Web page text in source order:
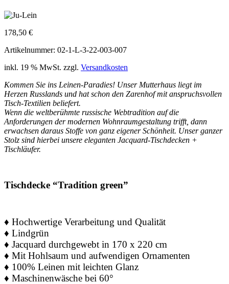
178,50 €
Artikelnummer: 02-1-L-3-22-003-007
inkl. 19 % MwSt. zzgl. Versandkosten
Kommen Sie ins Leinen-Paradies! Unser Mutterhaus liegt im
Herzen Russlands und hat schon den Zarenhof mit anspruchsvollen
Tisch-Textilien beliefert.
Wenn die weltberühmte russische Webtradition auf die
Anforderungen der modernen Wohnraumgestaltung trifft, dann
erwachsen daraus Stoffe von ganz eigener Schönheit. Unser ganzer
Stolz sind hierbei unsere eleganten Jacquard-Tischdecken +
Tischläufer.
Tischdecke “Tradition green”
♦ Hochwertige Verarbeitung und Qualität
♦ Lindgrün
♦ Jacquard durchgewebt in 170 x 220 cm
♦ Mit Hohlsaum und aufwendigen Ornamenten
♦ 100% Leinen mit leichten Glanz
♦ Maschinenwäsche bei 60°